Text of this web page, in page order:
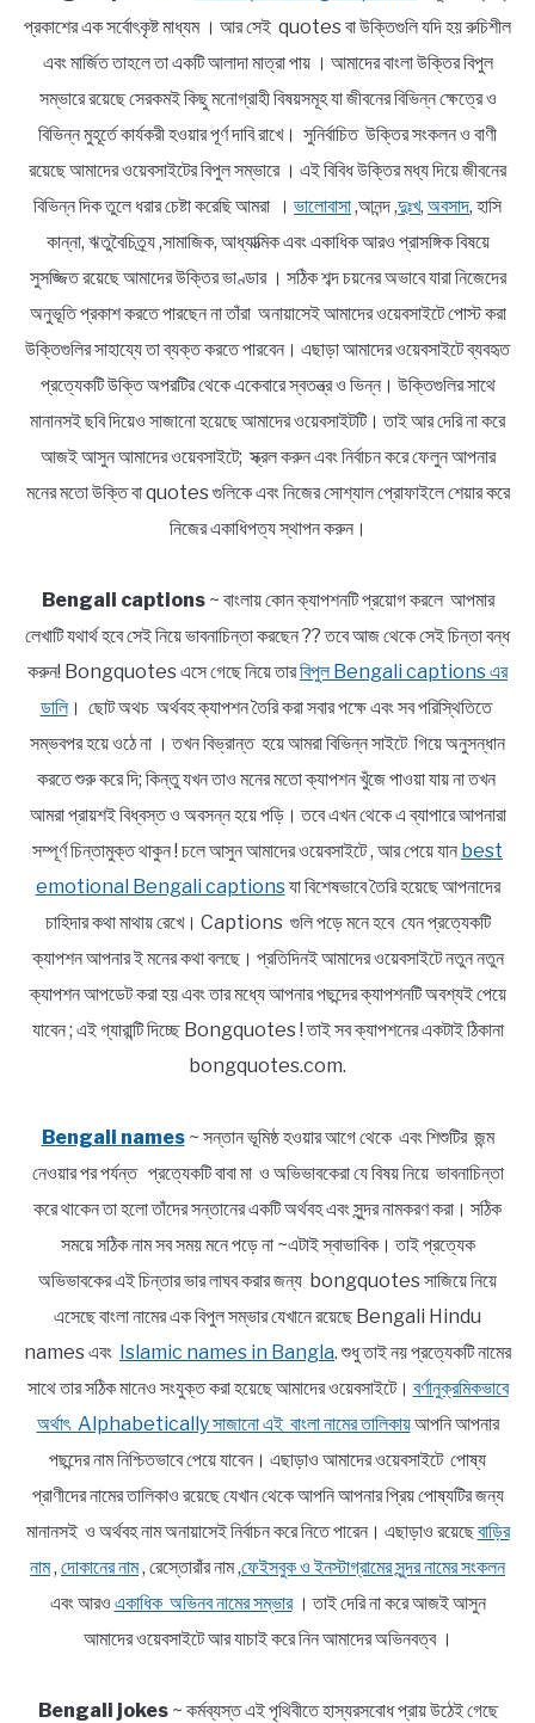
প্রকাশের এক সর্বোৎকৃষ্ট মাধ্যম । আর সেই quotes বা উক্তিগুলি যদি হয় রুচিশীল
এবং মার্জিত তাহলে তা একটি আলাদা মাত্রা পায় । আমাদের বাংলা উক্তির বিপুল
সম্ভারে রয়েছে সেরকমই কিছু মনোগ্রাহী বিষয়সমূহ যা জীবনের বিভিন্ন ক্ষেত্রে ও
বিভিন্ন মুহূর্তে কার্যকরী হওয়ার পূর্ণ দাবি রাখে। সুনির্বাচিত উক্তির সংকলন ও বাণী
রয়েছে আমাদের ওয়েবসাইটের বিপুল সম্ভারে । এই বিবিধ উক্তির মধ্য দিয়ে জীবনের
বিভিন্ন দিক তুলে ধরার চেষ্টা করেছি আমরা । ভালোবাসা,আনন্দ ,দুঃখ, অবসাদ, হাসি
কান্না, ঋতুবৈচিত্র্য ,সামাজিক, আধ্যাত্মিক এবং একাধিক আরও প্রাসঙ্গিক বিষয়ে
সুসজ্জিত রয়েছে আমাদের উক্তির ভাণ্ডার । সঠিক শব্দ চয়নের অভাবে যারা নিজেদের
অনুভূতি প্রকাশ করতে পারছেন না তাঁরা অনায়াসেই আমাদের ওয়েবসাইটে পোস্ট করা
উক্তিগুলির সাহায্যে তা ব্যক্ত করতে পারবেন। এছাড়া আমাদের ওয়েবসাইটে ব্যবহৃত
প্রত্যেকটি উক্তি অপরটির থেকে একেবারে স্বতন্ত্র ও ভিন্ন। উক্তিগুলির সাথে
মানানসই ছবি দিয়েও সাজানো হয়েছে আমাদের ওয়েবসাইটটি। তাই আর দেরি না করে
আজই আসুন আমাদের ওয়েবসাইটে; স্ক্রল করুন এবং নির্বাচন করে ফেলুন আপনার
মনের মতো উক্তি বা quotes গুলিকে এবং নিজের সোশ্যাল প্রোফাইলে শেয়ার করে
নিজের একাধিপত্য স্থাপন করুন।
Bengali captions~ বাংলায় কোন ক্যাপশনটি প্রয়োগ করলে আপমার
লেখাটি যথার্থ হবে সেই নিয়ে ভাবনাচিন্তা করছেন ?? তবে আজ থেকে সেই চিন্তা বন্ধ
করুন! Bongquotes এসে গেছে নিয়ে তারবিপুল Bengali captions এর
ডালি। ছোট অথচ অর্থবহ ক্যাপশন তৈরি করা সবার পক্ষে এবং সব পরিস্থিতিতে
সম্ভবপর হয়ে ওঠে না । তখন বিভ্রান্ত হয়ে আমরা বিভিন্ন সাইটে গিয়ে অনুসন্ধান
করতে শুরু করে দি; কিন্তু যখন তাও মনের মতো ক্যাপশন খুঁজে পাওয়া যায় না তখন
আমরা প্রায়শই বিধ্বস্ত ও অবসন্ন হয়ে পড়ি। তবে এখন থেকে এ ব্যাপারে আপনারা
সম্পূর্ণ চিন্তামুক্ত থাকুন ! চলে আসুন আমাদের ওয়েবসাইটে , আর পেয়ে যান best
emotional Bengali captionsযা বিশেষভাবে তৈরি হয়েছে আপনাদের
চাহিদার কথা মাথায় রেখে। Captions গুলি পড়ে মনে হবে যেন প্রত্যেকটি
ক্যাপশন আপনার ই মনের কথা বলছে। প্রতিদিনই আমাদের ওয়েবসাইটে নতুন নতুন
ক্যাপশন আপডেট করা হয় এবং তার মধ্যে আপনার পছন্দের ক্যাপশনটি অবশ্যই পেয়ে
যাবেন ; এই গ্যারান্টি দিচ্ছে Bongquotes ! তাই সব ক্যাপশনের একটাই ঠিকানা
bongquotes.com.
Bengali names~ সন্তান ভূমিষ্ঠ হওয়ার আগে থেকে এবং শিশুটির জন্ম
নেওয়ার পর পর্যন্ত প্রত্যেকটি বাবা মা ও অভিভাবকেরা যে বিষয় নিয়ে ভাবনাচিন্তা
করে থাকেন তা হলো তাঁদের সন্তানের একটি অর্থবহ এবং সুন্দর নামকরণ করা। সঠিক
সময়ে সঠিক নাম সব সময় মনে পড়ে না ~এটাই স্বাভাবিক। তাই প্রত্যেক
অভিভাবকের এই চিন্তার ভার লাঘব করার জন্য bongquotes সাজিয়ে নিয়ে
এসেছে বাংলা নামের এক বিপুল সম্ভার যেখানে রয়েছে Bengali Hindu
names এবং Islamic names in Bangla. শুধু তাই নয় প্রত্যেকটি নামের
সাথে তার সঠিক মানেও সংযুক্ত করা হয়েছে আমাদের ওয়েবসাইটে। বর্ণানুক্রমিকভাবে
অর্থাৎ Alphabetically সাজানো এই বাংলা নামের তালিকায়আপনি আপনার
পছন্দের নাম নিশ্চিতভাবে পেয়ে যাবেন। এছাড়াও আমাদের ওয়েবসাইটে পোষ্য
প্রাণীদের নামের তালিকাও রয়েছে যেখান থেকে আপনি আপনার প্রিয় পোষ্যটির জন্য
মানানসই ও অর্থবহ নাম অনায়াসেই নির্বাচন করে নিতে পারেন। এছাড়াও রয়েছেবাড়ির
নাম, দোকানের নাম, রেস্তোরাঁর নাম ,ফেইসবুক ও ইনস্টাগ্রামের সুন্দর নামের সংকলন
এবং আরও একাধিক অভিনব নামের সম্ভার। তাই দেরি না করে আজই আসুন
আমাদের ওয়েবসাইটে আর যাচাই করে নিন আমাদের অভিনবত্ব ।
Bengali jokes~ কর্মব্যস্ত এই পৃথিবীতে হাস্যরসবোধ প্রায় উঠেই গেছে